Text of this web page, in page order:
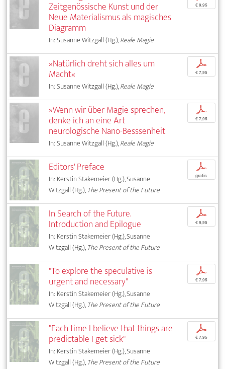
Zeitgenössische Kunst und der
Neue Materialismus als magisches
Diagramm
In: Susanne Witzgall (Hg.),Reale Magie
€ 9,95
»Natürlich dreht sich alles um
Macht«
In: Susanne Witzgall (Hg.),Reale Magie
p
€ 7,95
»Wenn wir über Magie sprechen,
denke ich an eine Art
neurologische Nano-Besssenheit
In: Susanne Witzgall (Hg.),Reale Magie
p
€ 7,95
Editors' Preface
In: Kerstin Stakemeier (Hg.), Susanne
Witzgall (Hg.),The Present of the Future
p
gratis
In Search of the Future.
Introduction and Epilogue
In: Kerstin Stakemeier (Hg.), Susanne
Witzgall (Hg.),The Present of the Future
p
€ 9,95
"To explore the speculative is
urgent and necessary"
In: Kerstin Stakemeier (Hg.), Susanne
Witzgall (Hg.),The Present of the Future
p
€ 7,95
"Each time I believe that things are
predictable I get sick"
In: Kerstin Stakemeier (Hg.), Susanne
Witzgall (Hg.),The Present of the Future
p
€ 7,95